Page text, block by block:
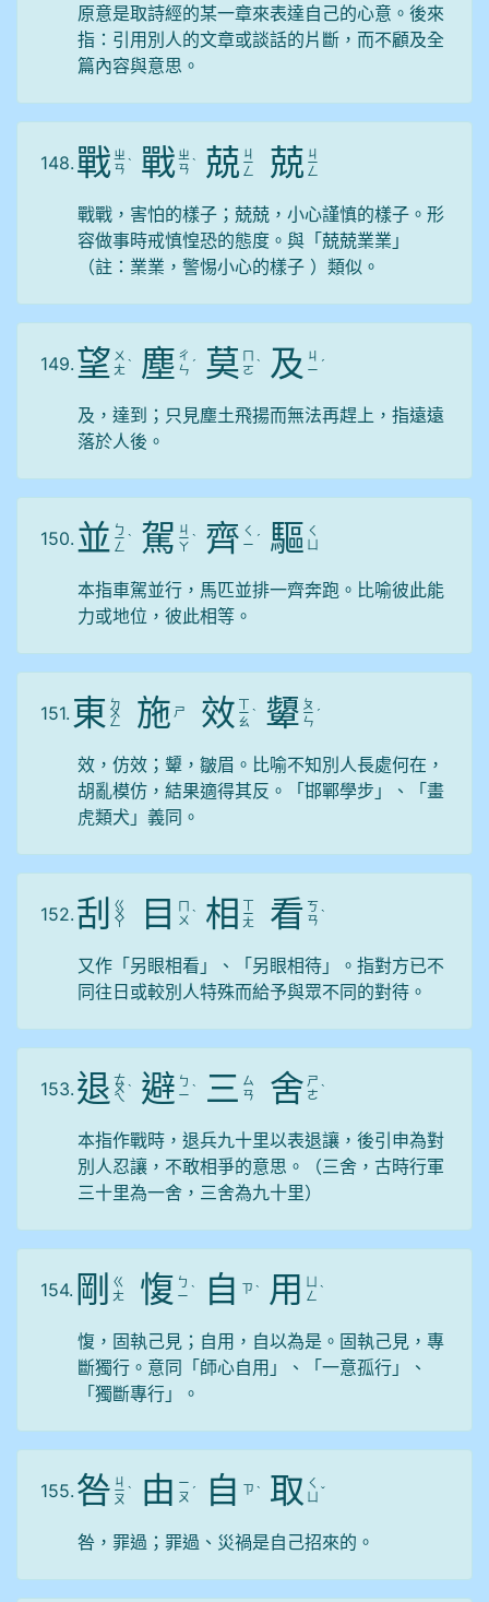
原意是取詩經的某一章來表達自己的心意。後來
指：引用別人的文章或談話的片斷，而不顧及全
篇內容與意思。
148. 戰 ㄓ
ㄢ ˋ 戰 ㄓ
ㄢ ˋ 兢 ㄐ
ㄧ
ㄥ 兢 ㄐ
ㄧ
ㄥ
戰戰，害怕的樣子；兢兢，小心謹慎的樣子。形
容做事時戒慎惶恐的態度。與「兢兢業業」
（註：業業，警惕小心的樣子 ）類似。
149. 望 ㄨ
ㄤ ˋ 塵 ㄔ
ㄣ ˊ 莫 ㄇ
ㄛ ˋ 及 ㄐ
ㄧ ˊ
及，達到；只見塵土飛揚而無法再趕上，指遠遠
落於人後。
150. 並 ㄅ
ㄧ
ㄥ
ˋ 駕 ㄐ
ㄧ
ㄚ
ˋ 齊 ㄑ
ㄧ ˊ 驅 ㄑ
本指車駕並行，馬匹並排一齊奔跑。比喻彼此能
力或地位，彼此相等。
151. 東 ㄉ
ㄨ
ㄥ 施 ㄕ 效 ㄒ
ㄧ
ㄠ
ˋ 顰 ㄆ
ㄧ
ㄣ
ˊ
效，仿效；顰，皺眉。比喻不知別人長處何在，
胡亂模仿，結果適得其反。「邯鄲學步」、「畫
虎類犬」義同。
152. 刮 ㄍ
ㄨ
ㄚ 目
ㄇ
ㄨ ˋ 相 ㄒ
ㄧ
ㄤ 看 ㄎ
ㄢ ˋ
又作「另眼相看」、「另眼相待」。指對方已不
同往日或較別人特殊而給予與眾不同的對待。
153. 退 ㄊ
ㄨ
ㄟ
ˋ 避 ㄅ
ㄧ ˋ 三 ㄙ
ㄢ
舍 ㄕ
ㄜ ˋ
本指作戰時，退兵九十里以表退讓，後引申為對
別人忍讓，不敢相爭的意思。（三舍，古時行軍
三十里為一舍，三舍為九十里）
154. 剛
ㄍ
ㄤ
愎 ㄅ
ㄧ ˋ 自 ㄗ ˋ 用
ㄥ ˋ
愎，固執己見；自用，自以為是。固執己見，專
斷獨行。意同「師心自用」、「一意孤行」、
「獨斷專行」。
155. 咎 ㄐ
ㄧ
ㄡ
ˋ 由 ㄧ
ㄡ ˊ 自 ㄗ ˋ 取 ㄑ
ˇ
咎，罪過；罪過、災禍是自己招來的。